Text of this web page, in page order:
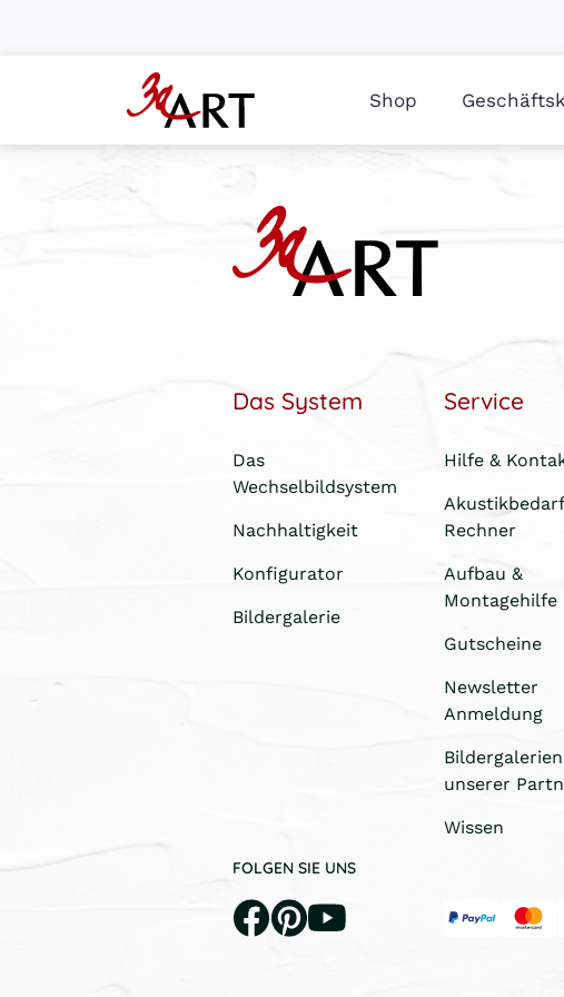
Shop
Das System
Das
Wechselbildsystem
Nachhaltigkeit
Konfigurator
Bildergalerie
Service
Hilfe &
Rechner
Aufbau &
Montagehilfe
Gutscheine
Newsletter
Anmeldung
Bildergalerien
unserer
Wissen
FOLGEN SIE UNS